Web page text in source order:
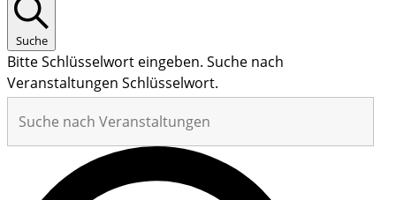
Suche
Bitte Schlüsselwort eingeben. Suche nach
Veranstaltungen Schlüsselwort.